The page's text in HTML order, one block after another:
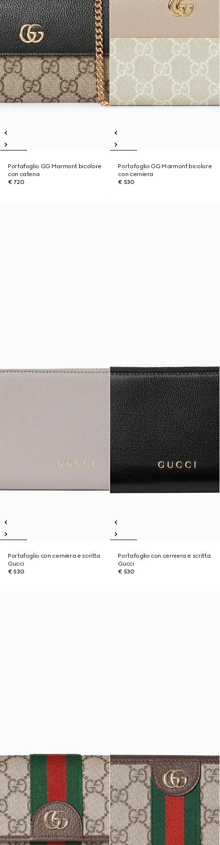
Portafoglio GG Marmont bicolore
con catena
€ 720
Portafoglio GG Marmont bicolore
con cerniera
€ 530
Portafoglio con cerniera e scritta
Gucci
€ 530
Portafoglio con cerniera e scritta
Gucci
€ 530